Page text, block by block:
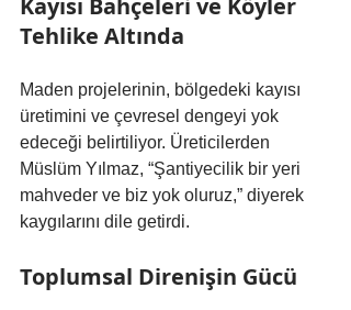
Kayısı Bahçeleri ve Köyler
Tehlike Altında
Maden projelerinin, bölgedeki kayısı
üretimini ve çevresel dengeyi yok
edeceği belirtiliyor. Üreticilerden
Müslüm Yılmaz, “Şantiyecilik bir yeri
mahveder ve biz yok oluruz,” diyerek
kaygılarını dile getirdi.
Toplumsal Direnişin Gücü